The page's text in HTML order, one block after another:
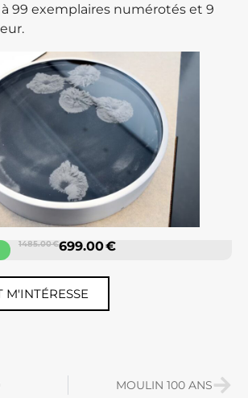
99 exemplaires numérotés et 9
1485.00 €699.00 €
M'INTÉRESSE
MOULIN 100 ANS